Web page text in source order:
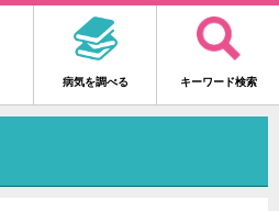
病気を調べる キーワード検索